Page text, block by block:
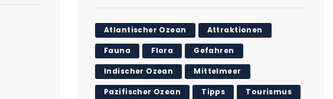
Atlantischer Ozean Attraktionen
Fauna Flora Gefahren
Indischer Ozean Mittelmeer
Pazifischer Ozean Tipps Tourismus